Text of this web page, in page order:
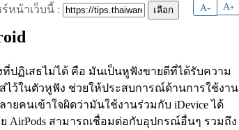
A- A+
หน้าเว็บนี้ :
ที่ปฏิเสธไม่ได้ คือ มันเป็นหูฟังขายดีที่ได้รับความ
ไว้ในตัวหูฟัง ช่วยให้ประสบการณ์ด้านการใช้งาน
ายคนเข้าใจผิดว่ามันใช้งานร่วมกับ iDevice ได้
AirPods สามารถเชื่อมต่อกับอุปกรณ์อื่นๆ รวมถึง